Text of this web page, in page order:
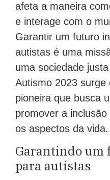
afeta a maneira
e interage com o
Garantir um futuro
autistas é uma
uma sociedade
Autismo 2023 surge
pioneira que busca
promover a
os aspectos da vida.
Garantindo
para autistas